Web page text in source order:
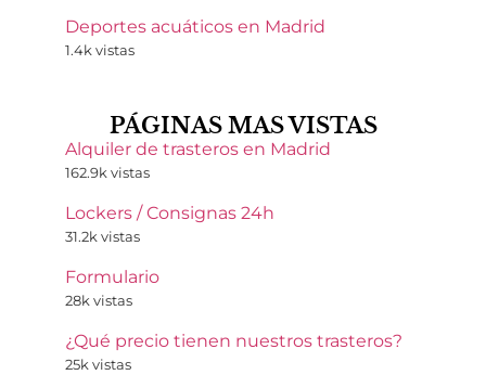
Deportes acuáticos en Madrid
1.4k vistas
PÁGINAS MAS VISTAS
Alquiler de trasteros en Madrid
162.9k vistas
Lockers / Consignas 24h
31.2k vistas
Formulario
28k vistas
¿Qué precio tienen nuestros trasteros?
25k vistas